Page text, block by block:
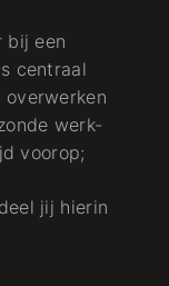
bij een
centraal
overwerken
werk-
voorop;
jij hierin